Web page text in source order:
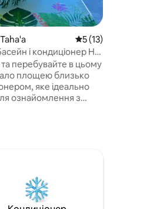
Середня оцінка: 5
5 (13)
і кондиціонер H
та перебувайте в цьому
площею близько
яке ідеально
ознайомлення з
Між морем і садом
захопливим видом на
подробиці, щойно
та варіанти